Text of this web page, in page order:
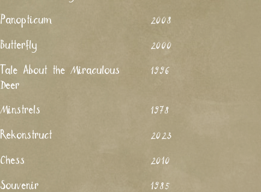
Panopticum 2008
Butterfly 2000
Tale About the Miraculous
Deer
1996
Minstrels 1978
Rekonstruct 2023
Chess 2010
Souvenir 1985